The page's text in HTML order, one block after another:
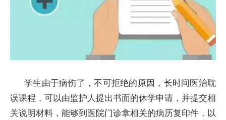
学生由于病伤了，不可拒绝的原因，长时间医治耽
误课程，可以由监护人提出书面的休学申请，并提交相
关说明材料，能够到医院门诊拿相关的病历复印件，以